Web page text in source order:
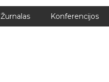
Žurnalas Konferencijos